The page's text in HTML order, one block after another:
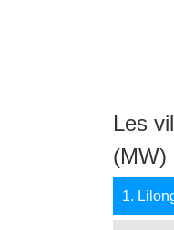
Les
(MW)
1.